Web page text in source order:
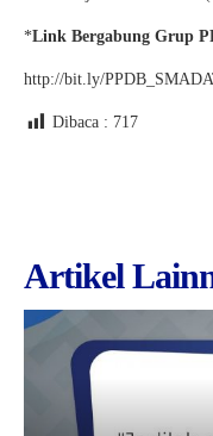
*Link Bergabung Grup
http://bit.ly/
Dibaca : 717
Artikel